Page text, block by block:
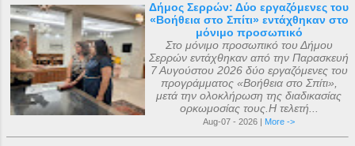
Δήμος Σερρών: Δύο εργαζόμενες του
«Βοήθεια στο Σπίτι» εντάχθηκαν στο
μόνιμο προσωπικό
Στο μόνιμο προσωπικό του Δήμου
Σερρών εντάχθηκαν από την Παρασκευή
7 Αυγούστου 2026 δύο εργαζόμενες του
προγράμματος «Βοήθεια στο Σπίτι»,
μετά την ολοκλήρωση της διαδικασίας
ορκωμοσίας τους.Η τελετή...
Aug-07 - 2026 | More ->